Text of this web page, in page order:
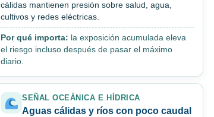
cálidas mantienen presión sobre salud, agua,
cultivos y redes eléctricas.
Por qué importa: la exposición acumulada eleva
el riesgo incluso después de pasar el máximo
diario.
SEÑAL OCEÁNICA E HÍDRICA
Aguas cálidas y ríos con poco caudal